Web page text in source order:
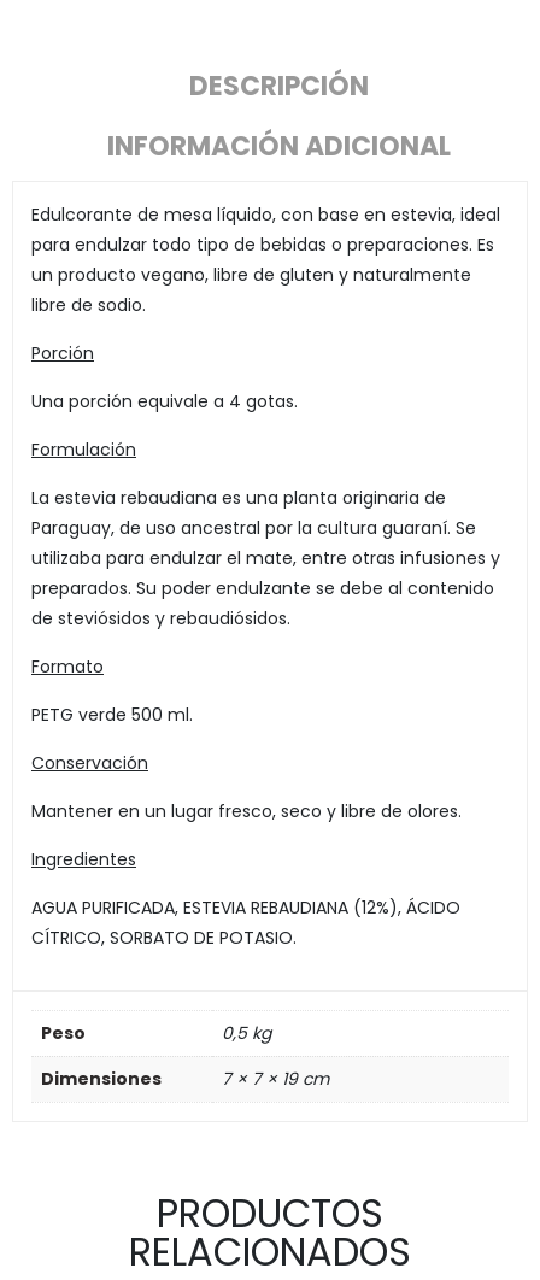
DESCRIPCIÓN
INFORMACIÓN ADICIONAL
Edulcorante de mesa líquido, con base en estevia, ideal
para endulzar todo tipo de bebidas o preparaciones. Es
un producto vegano, libre de gluten y naturalmente
libre de sodio.
Porción
Una porción equivale a 4 gotas.
Formulación
La estevia rebaudiana es una planta originaria de
Paraguay, de uso ancestral por la cultura guaraní. Se
utilizaba para endulzar el mate, entre otras infusiones y
preparados. Su poder endulzante se debe al contenido
de steviósidos y rebaudiósidos.
Formato
PETG verde 500 ml.
Conservación
Mantener en un lugar fresco, seco y libre de olores.
Ingredientes
AGUA PURIFICADA, ESTEVIA REBAUDIANA (12%), ÁCIDO
CÍTRICO, SORBATO DE POTASIO.
Peso
0,5 kg
Dimensiones
7 × 7 × 19 cm
PRODUCTOS
RELACIONADOS